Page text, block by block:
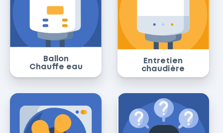
Ballon
Chauffe eau
Entretien
chaudière